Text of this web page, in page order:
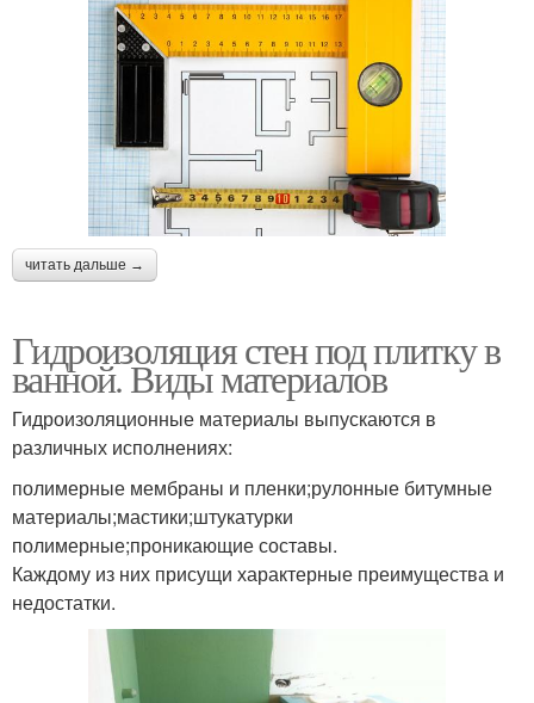
читать дальше →
Гидроизоляция стен под плитку в
ванной. Виды материалов
Гидроизоляционные материалы выпускаются в
различных исполнениях:
полимерные мембраны и пленки;рулонные битумные
материалы;мастики;штукатурки
полимерные;проникающие составы.
Каждому из них присущи характерные преимущества и
недостатки.